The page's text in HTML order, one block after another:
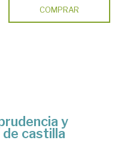
COMPRAR
y
castilla